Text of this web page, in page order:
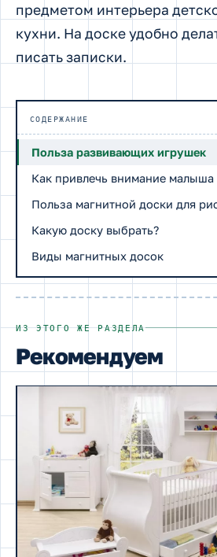
предметом интерьера
кухни. На доске удобно
писать записки.
СОДЕРЖАНИЕ
Польза развивающих игрушек
Как привлечь внимание малыша
Польза магнитной доски для
Какую доску выбрать?
Виды магнитных досок
ИЗ ЭТОГО ЖЕ РАЗДЕЛА
Рекомендуем